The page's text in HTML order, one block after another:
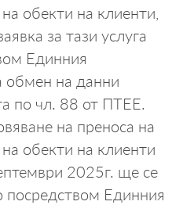
обекти на клиенти,
за тази услуга
Единния
обмен на данни
по чл. 88 от ПТЕЕ.
на преноса на
обекти на клиенти
2025г. ще се
посредством Единния